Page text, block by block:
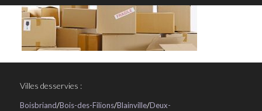
Villes desservies :
Boisbriand/Bois-des-Filions/Blainville/Deux-